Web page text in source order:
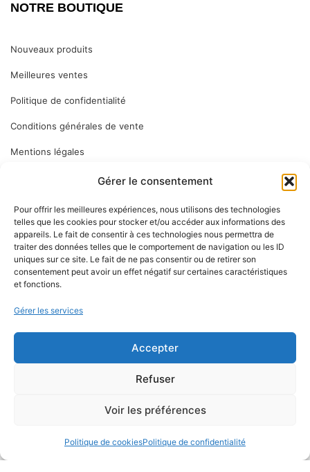
Gérer le consentement
Pour offrir les meilleures expériences, nous utilisons des technologies
telles que les cookies pour stocker et/ou accéder aux informations des
appareils. Le fait de consentir à ces technologies nous permettra de
traiter des données telles que le comportement de navigation ou les ID
uniques sur ce site. Le fait de ne pas consentir ou de retirer son
consentement peut avoir un effet négatif sur certaines caractéristiques
et fonctions.
Gérer les services
Accepter
Refuser
Voir les préférences
Politique de cookiesPolitique de confidentialité
NOTRE BOUTIQUE
Nouveaux produits
Meilleures ventes
Politique de confidentialité
Conditions générales de vente
Mentions légales
Inscrivez-vous à notre newsletter pour vous tenir informé des
dernières nouveautés : nos services en magasin, nouveaux
produits…